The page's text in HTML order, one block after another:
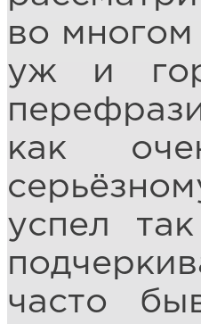
во многом
уж и
как
успел
часто